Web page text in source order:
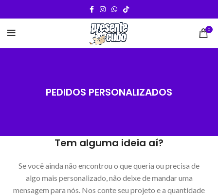
0
PEDIDOS PERSONALIZADOS
Tem alguma ideia aí?
Se você ainda não encontrou o que queria ou precisa de
algo mais personalizado, não deixe de mandar uma
mensagem para nós. Nos conte seu projeto e a quantidade